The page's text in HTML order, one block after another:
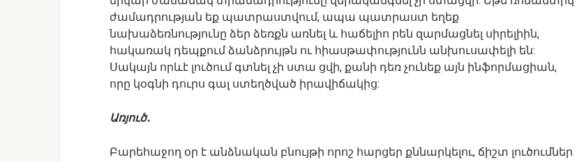
ժամադրության եք պատրաստվում, ապա պատրաստ եղեք
նախաձեռնությունը ձեր ձեռքն առնել և հաճելիո րեն զարմացնել սիրելիին,
հակառակ դեպքում ձանձրույթն ու հիասթափությունն անխուսափելի են:
Սակայն որևէ լուծում գտնել չի ստա ցվի, քանի դեռ չունեք այն ինֆորմացիան,
որը կօգնի դուրս գալ ստեղծված իրավիճակից:
Առյուծ․
Բարեհաջող օր է անձնական բնույթի որոշ հարցեր քննարկելու, ճիշտ լուծումներ